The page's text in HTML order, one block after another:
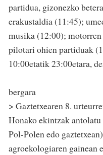
partidua, gizonezko
erakustaldia (11:45);
musika (12:00);
pilotari ohien partiduak
10:00etatik 23:00etara,
bergara
> Gaztetxearen 8.
Honako ekintzak
Pol-Polen edo
agroekologiaren gainean